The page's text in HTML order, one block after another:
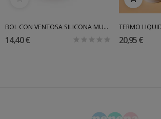
BOL CON VENTOSA SILICONA MUSHIE
14,40 € 20,95 €